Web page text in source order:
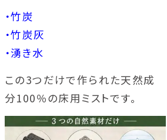
・竹炭
・竹炭灰
・湧き水
この3つだけで作られた天然成
分100％の床用ミストです。